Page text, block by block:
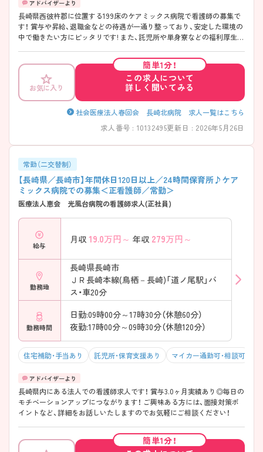
長崎県西彼杵郡に位置する199床のケアミックス病院で看護師の募集で
す！ 賞与や昇給、退職金などの待遇が一通り整っており、安定した環境の
中で働きたい方にピッタリです! また、託児所や単身寮などの福利厚生や
お気に入り
簡単1分！
この求人について
詳しく聞いてみる
社会医療法人春回会 長崎北病院 求人一覧はこちら
求人番号 : 10132495更新日 : 2026年5月26日
常勤（二交替制）
【長崎県／長崎市】年間休日120日以上／24時間保育所♪ケア
ミックス病院での募集＜正看護師／常勤＞
医療法人恵会 光風台病院の看護師求人(正社員)
給与
月収 19.0万円～ 年収 279万円～
勤務地
長崎県長崎市
ＪＲ長崎本線(鳥栖－長崎)「道ノ尾駅」バ
ス・車20分
勤務時間
日勤:09時00分～17時30分（休憩60分）
夜勤:17時00分～09時30分（休憩120分）
住宅補助・手当あり 託児所・保育支援あり マイカー通勤可・相談可
長崎県内にある法人での看護師求人です！ 賞与3.0ヶ月実績あり◎毎日の
モチベーションアップにつながります！ ご興味ある方には、面接対策ポ
イントなど、詳細をお話しいたしますのでお気軽にご相談ください！
簡単1分！